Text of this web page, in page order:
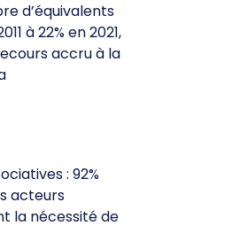
d’équivalents
à 22% en 2021,
accru à la
: 92%
acteurs
la nécessité de